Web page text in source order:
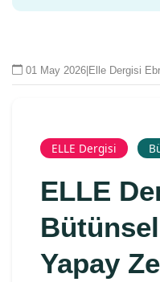
01 May 2026 Elle Dergisi
ELLE Dergisi
ELLE
Yapay